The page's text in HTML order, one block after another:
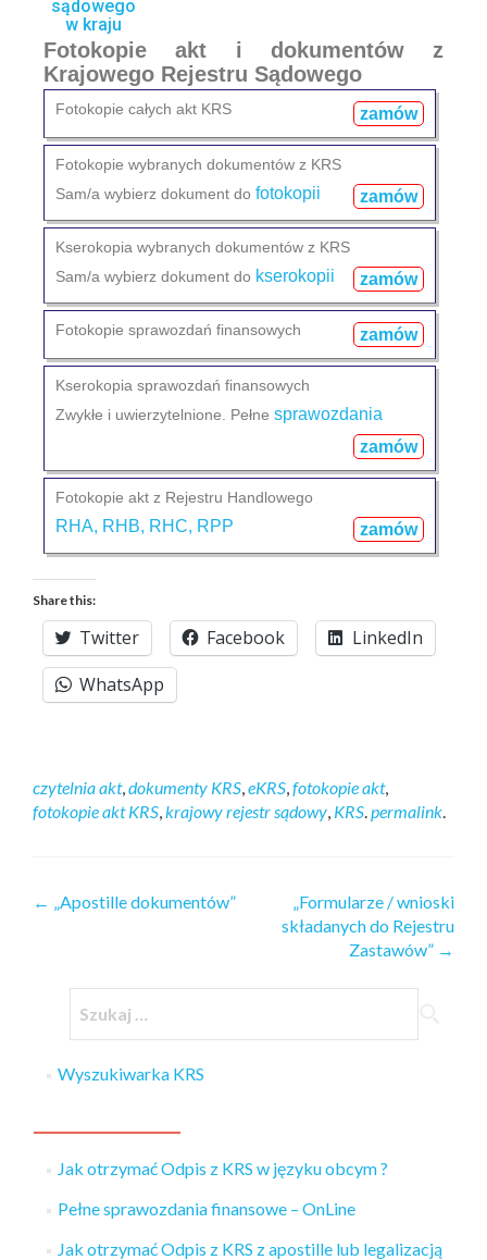
Fotokopie akt i dokumentów z
Krajowego Rejestru Sądowego
Fotokopie całych akt KRS zamów
Fotokopie wybranych dokumentów z KRS
Sam/a wybierz dokument do fotokopii zamów
Kserokopia wybranych dokumentów z KRS
Sam/a wybierz dokument do kserokopii zamów
Fotokopie sprawozdań finansowych zamów
Kserokopia sprawozdań finansowych
Zwykłe i uwierzytelnione. Pełne sprawozdania
zamów
Fotokopie akt z Rejestru Handlowego
RHA, RHB, RHC, RPP zamów
Share this:
Twitter Facebook
LinkedIn
WhatsApp
czytelnia akt,dokumenty KRS,eKRS,fotokopie akt,
fotokopie akt KRS,krajowy rejestr sądowy, KRS.permalink.
← „Apostille dokumentów”
„Formularze / wnioski
składanych do Rejestru
Zastawów” →
Wyszukiwarka KRS
Jak otrzymać Odpis z KRS w języku obcym ?
Pełne sprawozdania finansowe – OnLine
Jak otrzymać Odpis z KRS z apostille lub legalizacją